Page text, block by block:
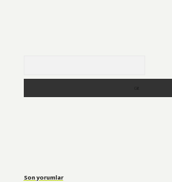
Son yorumlar